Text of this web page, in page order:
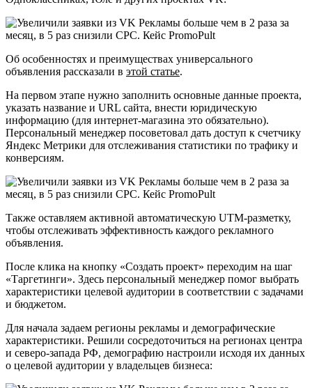
Об особенностях и преимуществах универсального
объявления рассказали в этой статье.
На первом этапе нужно заполнить основные данные проекта,
указать название и URL сайта, внести юридическую
информацию (для интернет-магазина это обязательно).
Персональный менеджер посоветовал дать доступ к счетчику
Яндекс Метрики для отслеживания статистики по трафику и
конверсиям.
Также оставляем активной автоматическую UTM-разметку,
чтобы отслеживать эффективность каждого рекламного
объявления.
После клика на кнопку «Создать проект» переходим на шаг
«Таргетинги». Здесь персональный менеджер помог выбрать
характеристики целевой аудитории в соответствии с задачами
и бюджетом.
Для начала задаем регионы рекламы и демографические
характеристики. Решили сосредоточиться на регионах центра
и северо-запада РФ, демографию настроили исходя их данных
о целевой аудитории у владельцев бизнеса: